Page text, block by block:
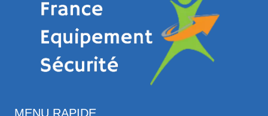
MENU RAPIDE